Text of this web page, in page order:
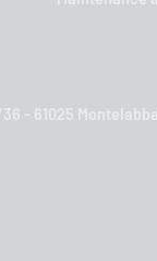
- 61025